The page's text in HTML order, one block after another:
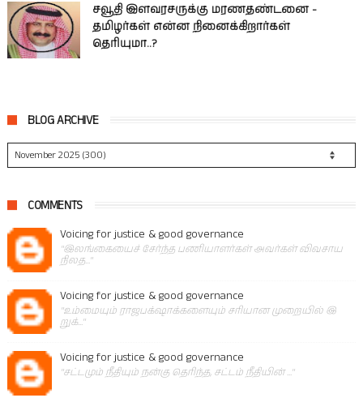
சவூதி இளவரசருக்கு மரணதண்டனை -
தமிழர்கள் என்ன நினைக்கிறார்கள்
தெரியுமா..?
BLOG ARCHIVE
COMMENTS
Voicing for justice & good governance
"இலங்கையைச் சேர்ந்த பணியாளர்கள் அவர்கள் விவசாய
நிலத..."
Voicing for justice & good governance
"உம்மையும் ராஜபக்‌ஷாக்களையும் சரியான முறையில் இ
றுக்..."
Voicing for justice & good governance
"சட்டமும் நீதியும் நன்கு தெரிந்த, சட்டம் நீதியின் ..."